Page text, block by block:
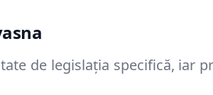
de legislația specifică, iar